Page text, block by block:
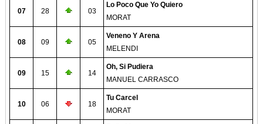
07 28 03
Lo Poco Que Yo Quiero
MORAT
08 09 05
Veneno Y Arena
MELENDI
09 15 14
Oh, Si Pudiera
MANUEL CARRASCO
10 06 18
Tu Carcel
MORAT